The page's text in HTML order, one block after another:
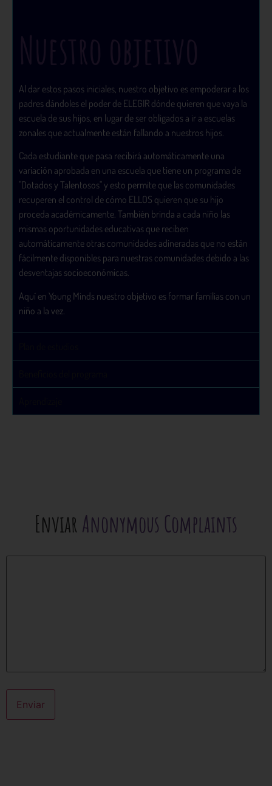
Al dar estos pasos iniciales, nuestro objetivo es empoderar a los
padres dándoles el poder de ELEGIR dónde quieren que vaya la
escuela de sus hijos, en lugar de ser obligados a ir a escuelas
zonales que actualmente están fallando a nuestros hijos.
Cada estudiante que pasa recibirá automáticamente una
variación aprobada en una escuela que tiene un programa de
"Dotados y Talentosos" y esto permite que las comunidades
recuperen el control de cómo ELLOS quieren que su hijo
proceda académicamente. También brinda a cada niño las
mismas oportunidades educativas que reciben
automáticamente otras comunidades adineradas que no están
fácilmente disponibles para nuestras comunidades debido a las
desventajas socioeconómicas.
Aquí en Young Minds nuestro objetivo es formar familias con un
niño a la vez.
Enviar Anonymous Complaints